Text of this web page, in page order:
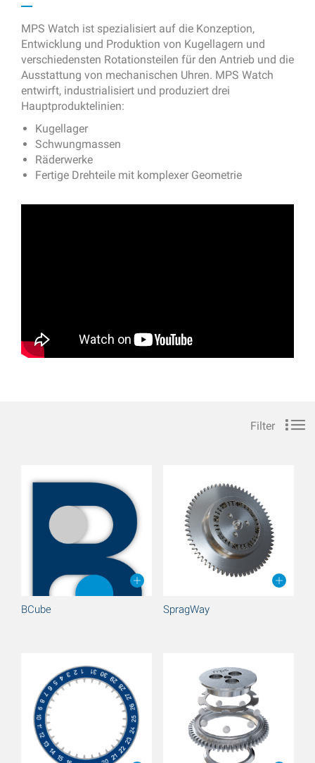
MPS Watch ist spezialisiert auf die Konzeption,
Entwicklung und Produktion von Kugellagern und
verschiedensten Rotationsteilen für den Antrieb und die
Ausstattung von mechanischen Uhren. MPS Watch
entwirft, industrialisiert und produziert drei
Hauptproduktelinien:
Kugellager
Schwungmassen
Räderwerke
Fertige Drehteile mit komplexer Geometrie
Filter
BCube SpragWay